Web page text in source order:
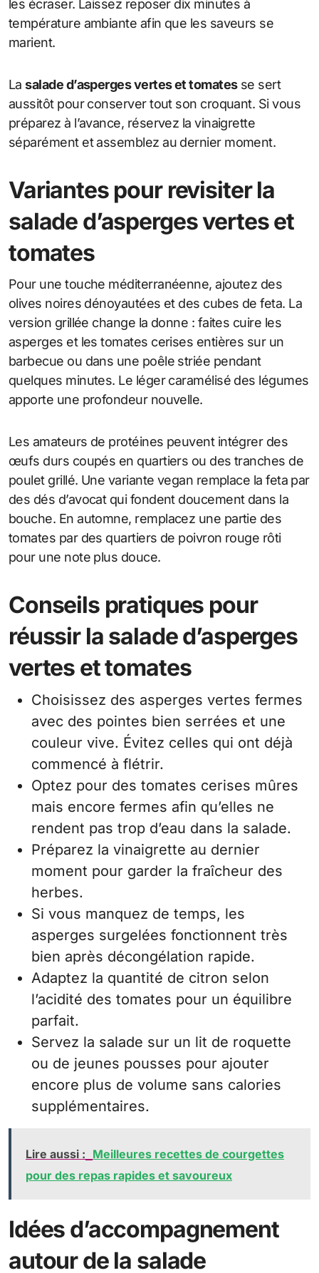
les écraser. Laissez reposer dix minutes à
température ambiante afin que les saveurs se
marient.
Lasalade d’asperges vertes et tomatesse sert
aussitôt pour conserver tout son croquant. Si vous
préparez à l’avance, réservez la vinaigrette
séparément et assemblez au dernier moment.
Variantes pour revisiter la
salade d’asperges vertes et
tomates
Pour une touche méditerranéenne, ajoutez des
olives noires dénoyautées et des cubes de feta. La
version grillée change la donne : faites cuire les
asperges et les tomates cerises entières sur un
barbecue ou dans une poêle striée pendant
quelques minutes. Le léger caramélisé des légumes
apporte une profondeur nouvelle.
Les amateurs de protéines peuvent intégrer des
œufs durs coupés en quartiers ou des tranches de
poulet grillé. Une variante vegan remplace la feta par
des dés d’avocat qui fondent doucement dans la
bouche. En automne, remplacez une partie des
tomates par des quartiers de poivron rouge rôti
pour une note plus douce.
Conseils pratiques pour
réussir la salade d’asperges
vertes et tomates
Choisissez des asperges vertes fermes
avec des pointes bien serrées et une
couleur vive. Évitez celles qui ont déjà
commencé à flétrir.
Optez pour des tomates cerises mûres
mais encore fermes afin qu’elles ne
rendent pas trop d’eau dans la salade.
Préparez la vinaigrette au dernier
moment pour garder la fraîcheur des
herbes.
Si vous manquez de temps, les
asperges surgelées fonctionnent très
bien après décongélation rapide.
Adaptez la quantité de citron selon
l’acidité des tomates pour un équilibre
parfait.
Servez la salade sur un lit de roquette
ou de jeunes pousses pour ajouter
encore plus de volume sans calories
supplémentaires.
Lire aussi : Meilleures recettes de courgettes
pour des repas rapides et savoureux
Idées d’accompagnement
autour de la salade